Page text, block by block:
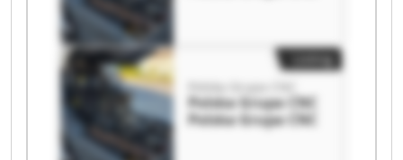
Polska Grupa CNC
Polska Grupa CNC
Polska Grupa CNC